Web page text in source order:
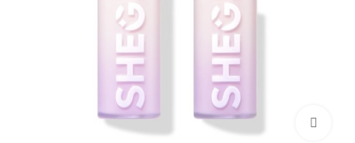
بزرگنمایی تصویر